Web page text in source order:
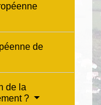
de
de la
?